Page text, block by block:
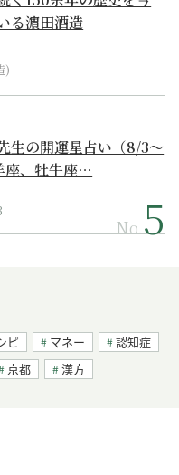
る濵田酒造
)
生の開運星占い（8/3～
座、牡牛座…
No.
ピ マネー
認知症
京都 漢方